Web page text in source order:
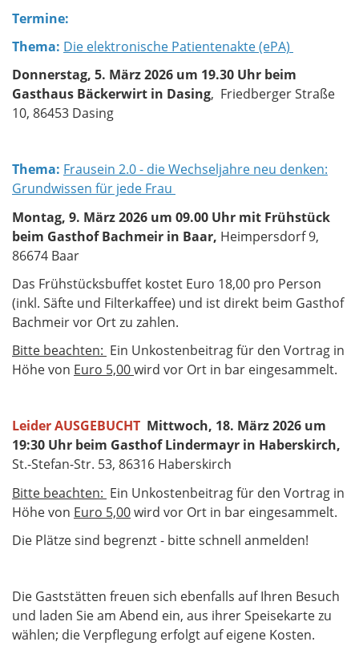
Termine:
Thema: Die elektronische Patientenakte (ePA)
Donnerstag, 5. März 2026 um 19.30 Uhr beim
Gasthaus Bäckerwirt in Dasing, Friedberger Straße
10, 86453 Dasing
Thema: Frausein 2.0 - die Wechseljahre neu denken:
Grundwissen für jede Frau
Montag, 9. März 2026 um 09.00 Uhr mit Frühstück
beim Gasthof Bachmeir in Baar, Heimpersdorf 9,
86674 Baar
Das Frühstücksbuffet kostet Euro 18,00 pro Person
(inkl. Säfte und Filterkaffee) und ist direkt beim Gasthof
Bachmeir vor Ort zu zahlen.
Bitte beachten: Ein Unkostenbeitrag für den Vortrag in
Höhe von Euro 5,00wird vor Ort in bar eingesammelt.
Leider AUSGEBUCHT Mittwoch, 18. März 2026 um
19:30 Uhr beim Gasthof Lindermayr in Haberskirch,
St.-Stefan-Str. 53, 86316 Haberskirch
Bitte beachten: Ein Unkostenbeitrag für den Vortrag in
Höhe von Euro 5,00wird vor Ort in bar eingesammelt.
Die Plätze sind begrenzt - bitte schnell anmelden!
Die Gaststätten freuen sich ebenfalls auf Ihren Besuch
und laden Sie am Abend ein, aus ihrer Speisekarte zu
wählen; die Verpflegung erfolgt auf eigene Kosten.